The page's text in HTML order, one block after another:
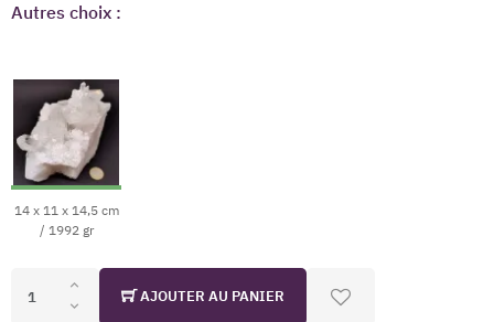
Autres choix :
14 x 11 x 14,5 cm
/ 1992 gr
AJOUTER AU PANIER